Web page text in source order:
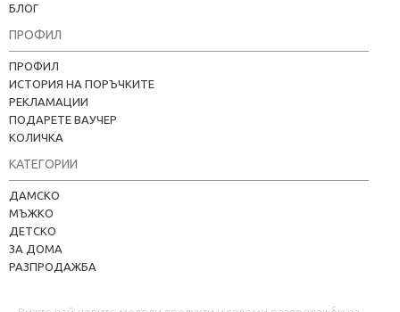
БЛОГ
ПРОФИЛ
ПРОФИЛ
ИСТОРИЯ НА ПОРЪЧКИТЕ
РЕКЛАМАЦИИ
ПОДАРЕТЕ ВАУЧЕР
КОЛИЧКА
КАТЕГОРИИ
ДАМСКО
МЪЖКО
ДЕТСКО
ЗА ДОМА
РАЗПРОДАЖБА
Kapere.com